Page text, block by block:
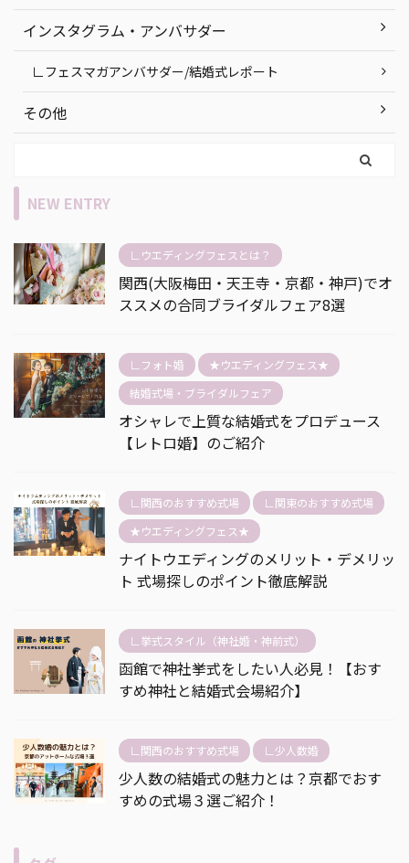
インスタグラム・アンバサダー
∟フェスマガアンバサダー/結婚式レポート
その他
NEW ENTRY
∟ウエディングフェスとは？
関西(大阪梅田・天王寺・京都・神戸)でオ
ススメの合同ブライダルフェア8選
∟フォト婚
★ウエディングフェス★
結婚式場・ブライダルフェア
オシャレで上質な結婚式をプロデュース
【レトロ婚】のご紹介
∟関西のおすすめ式場
∟関東のおすすめ式場
★ウエディングフェス★
ナイトウエディングのメリット・デメリッ
ト 式場探しのポイント徹底解説
∟挙式スタイル（神社婚・神前式）
函館で神社挙式をしたい人必見！【おす
すめ神社と結婚式会場紹介】
∟関西のおすすめ式場 ∟少人数婚
少人数の結婚式の魅力とは？京都でおす
すめの式場３選ご紹介！